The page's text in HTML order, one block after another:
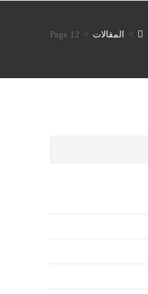
> المقالات >
Page 12